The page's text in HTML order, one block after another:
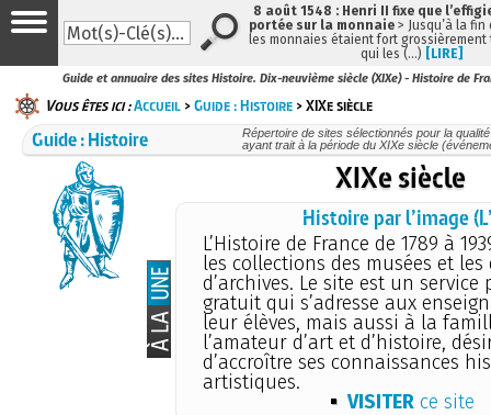
Guide et annuaire des sites Histoire. Dix-neuvième siècle (XIXe) - Histoire de
Vous êtes ici :Accueil >Guide : Histoire > XIXe siècle
Guide : Histoire
Répertoire de sites sélectionnés pour la
ayant trait à la période du XIXe siècle
XIXe siècle
Histoire par l’image
L’Histoire de France de 1789 à
les collections des musées et
d’archives. Le site est un service
gratuit qui s’adresse aux
leur élèves, mais aussi à la
l’amateur d’art et d’histoire,
d’accroître ses connaissances
artistiques.
VISITERce site
8 août 1548 : Henri II fixe que
portée sur la monnaie> Jusqu’à la fin
les monnaies étaient fort grossièrement
qui les (…) [LIRE]